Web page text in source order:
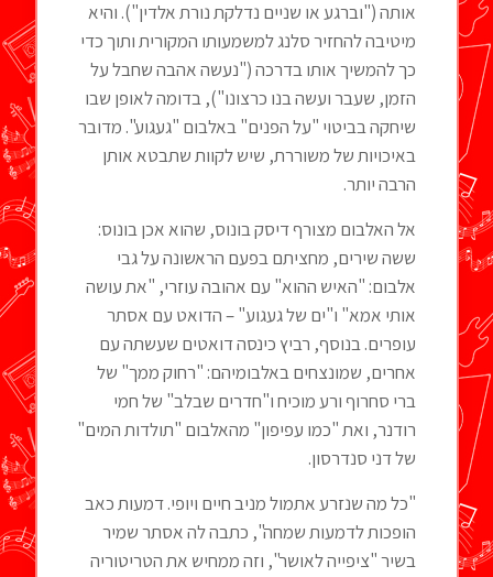
אותה ("וברגע או שניים נדלקת נורת אלדין"). והיא
מיטיבה להחזיר סלנג למשמעותו המקורית ותוך כדי
כך להמשיך אותו בדרכה ("נעשה אהבה שחבל על
הזמן, שעבר ועשה בנו כרצונו"), בדומה לאופן שבו
שיחקה בביטוי "על הפנים" באלבום "געגוע". מדובר
באיכויות של משוררת, שיש לקוות שתבטא אותן
הרבה יותר.
אל האלבום מצורף דיסק בונוס, שהוא אכן בונוס:
ששה שירים, מחציתם בפעם הראשונה על גבי
אלבום: "האיש ההוא" עם אהובה עוזרי, "את עושה
אותי אמא" ו"ים של געגוע" – הדואט עם אסתר
עופרים. בנוסף, רביץ כינסה דואטים שעשתה עם
אחרים, שמונצחים באלבומיהם: "רחוק ממך" של
ברי סחרוף ורע מוכיח ו"חדרים שבלב" של חמי
רודנר, ואת "כמו עפיפון" מהאלבום "תולדות המים"
של דני סנדרסון.
"כל מה שנזרע אתמול מניב חיים ויופי. דמעות כאב
הופכות לדמעות שמחה", כתבה לה אסתר שמיר
בשיר "ציפייה לאושר", וזה ממחיש את הטריטוריה